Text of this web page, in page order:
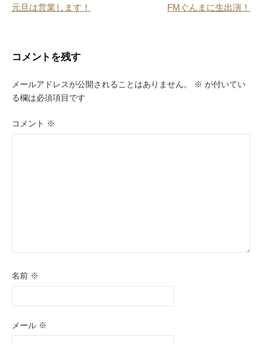
k
稿
ビ
ゲ
ー
シ
元旦は営業します！ FMぐんまに生出演！
コメントを残す
メールアドレスが公開されることはありません。 ※ が付いてい
る欄は必須項目です
コメント ※
名前 ※
メール ※